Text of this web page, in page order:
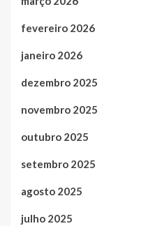
fevereiro 2026
janeiro 2026
dezembro 2025
novembro 2025
outubro 2025
setembro 2025
agosto 2025
julho 2025